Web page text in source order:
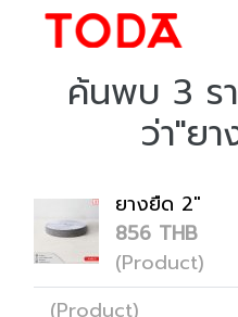
ค้นพบ 3 ร
ว่า"ย
ยางยืด 2"
856 THB
(Product)
(Product)